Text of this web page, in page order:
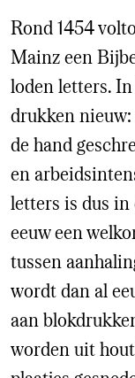
Rond 1454
Mainz een
loden letters.
drukken
de hand
en
letters is dus in
eeuw een
tussen
wordt dan al
aan
worden uit